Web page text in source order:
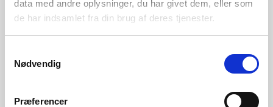
data med andre oplysninger, du har givet dem, eller som
de har indsamlet fra din brug af deres tjenester.
Nødvendig
Præferencer
oprindelige
pris
29.599
aktuelle
pris
3 GRX
kr. 25.999
Den
kr.20.799Den